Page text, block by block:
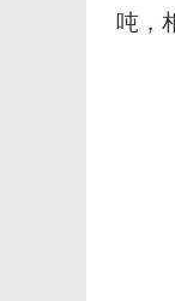
吨，